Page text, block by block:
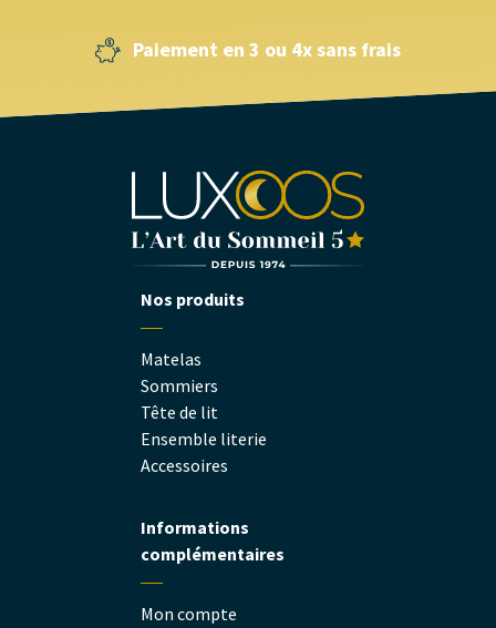
Paiement en 3 ou 4x sans frais
Nos produits
Matelas
Sommiers
Tête de lit
Ensemble literie
Accessoires
Informations
complémentaires
Mon compte